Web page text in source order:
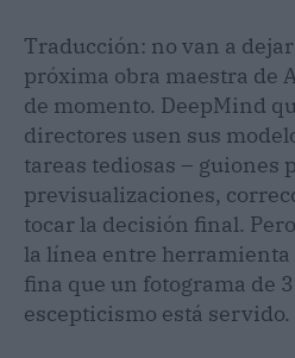
Traducción: no van a
próxima obra maestra de
de momento. DeepMind
directores usen sus
tareas tediosas – guiones
previsualizaciones,
tocar la decisión final.
la línea entre herramienta
fina que un fotograma de
escepticismo está servido.